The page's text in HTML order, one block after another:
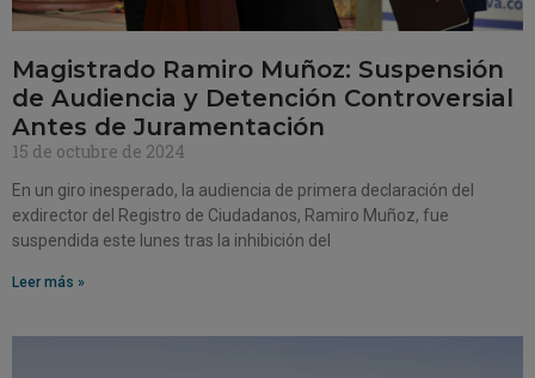
Magistrado Ramiro Muñoz: Suspensión
de Audiencia y Detención Controversial
Antes de Juramentación
15 de octubre de 2024
En un giro inesperado, la audiencia de primera declaración del
exdirector del Registro de Ciudadanos, Ramiro Muñoz, fue
suspendida este lunes tras la inhibición del
Leer más »